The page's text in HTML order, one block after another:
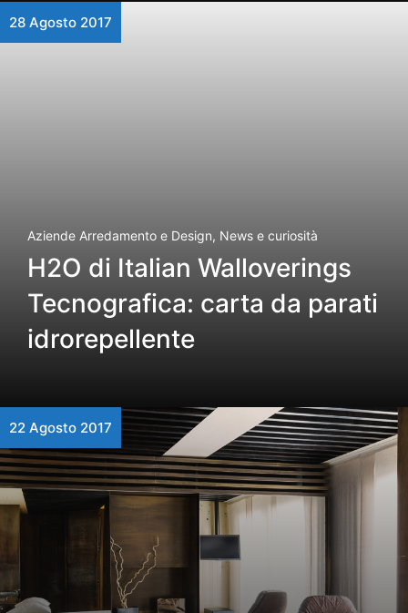
28 Agosto 2017
Aziende Arredamento e Design, News e curiosità
H2O di Italian Walloverings
Tecnografica: carta da parati
idrorepellente
22 Agosto 2017